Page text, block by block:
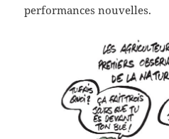
performances nouvelles.